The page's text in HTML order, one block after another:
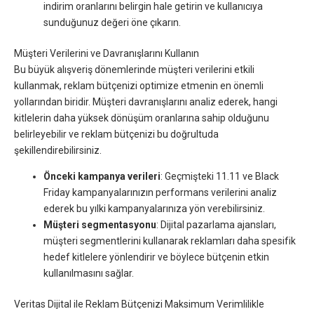
indirim oranlarını belirgin hale getirin ve kullanıcıya
sunduğunuz değeri öne çıkarın.
Müşteri Verilerini ve Davranışlarını Kullanın
Bu büyük alışveriş dönemlerinde müşteri verilerini etkili
kullanmak, reklam bütçenizi optimize etmenin en önemli
yollarından biridir. Müşteri davranışlarını analiz ederek, hangi
kitlelerin daha yüksek dönüşüm oranlarına sahip olduğunu
belirleyebilir ve reklam bütçenizi bu doğrultuda
şekillendirebilirsiniz.
Önceki kampanya verileri: Geçmişteki 11.11 ve Black
Friday kampanyalarınızın performans verilerini analiz
ederek bu yılki kampanyalarınıza yön verebilirsiniz.
Müşteri segmentasyonu: Dijital pazarlama ajansları,
müşteri segmentlerini kullanarak reklamları daha spesifik
hedef kitlelere yönlendirir ve böylece bütçenin etkin
kullanılmasını sağlar.
Veritas Dijital ile Reklam Bütçenizi Maksimum Verimlilikle